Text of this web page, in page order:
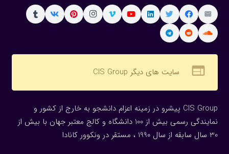
web سایت های دیگر CIS Group
CIS Group پیشرو در زمینه اعزام دانشجو به خارج از کشور و
نمایندگی رسمی بیش از 100 دانشگاه و کالج معتبر جهان با بیش از
30 سال سابقه از سال 1990 ، مستقر در ونکوور کانادا
میتونم کمکتون کنم؟
مشاوره رایگان با مدیریت در تلگرام
میتونم کمکتون کنم؟
نمایندگی رسمی کالج مک دنیل
عضویت در کانال تلگرام
عضویت در گروه تلگرام موسسه